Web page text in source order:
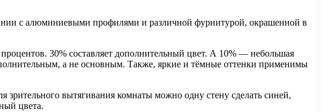
с алюминиевыми профилями и различной фурнитурой, окрашенной в
30% составляет дополнительный цвет. А 10% — небольшая
а не основным. Также, яркие и тёмные оттенки применимы
вытягивания комнаты можно одну стену сделать синей,
цвета.